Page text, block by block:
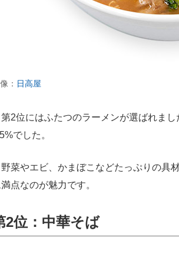
： 日高屋
2位にはふたつのラーメンが選ばれま
でした。
菜やエビ、かまぼこなどたっぷりの具
満点なのが魅力です。
2位：中華そば